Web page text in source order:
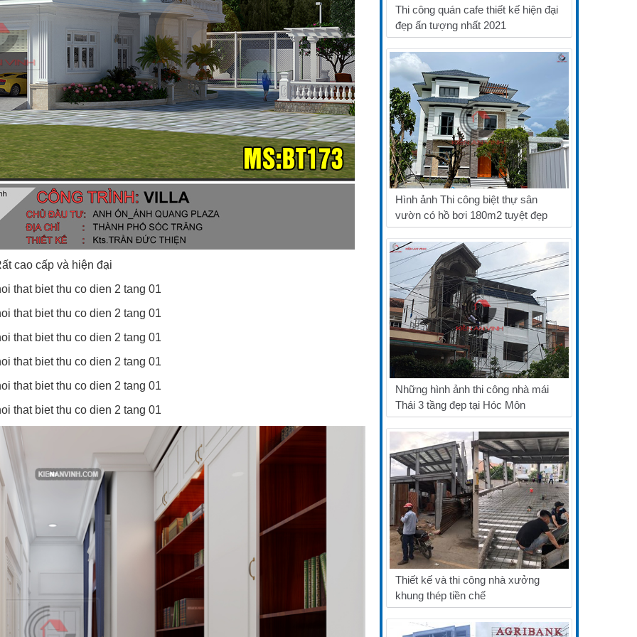
cao cấp và hiện đại
Thi công quán cafe thiết kế hiện đại
đẹp ấn tượng nhất 2021
Hình ảnh Thi công biệt thự sân
vườn có hồ bơi 180m2 tuyệt đẹp
Những hình ảnh thi công nhà mái
Thái 3 tầng đẹp tại Hóc Môn
Thiết kế và thi công nhà xưởng
khung thép tiền chế